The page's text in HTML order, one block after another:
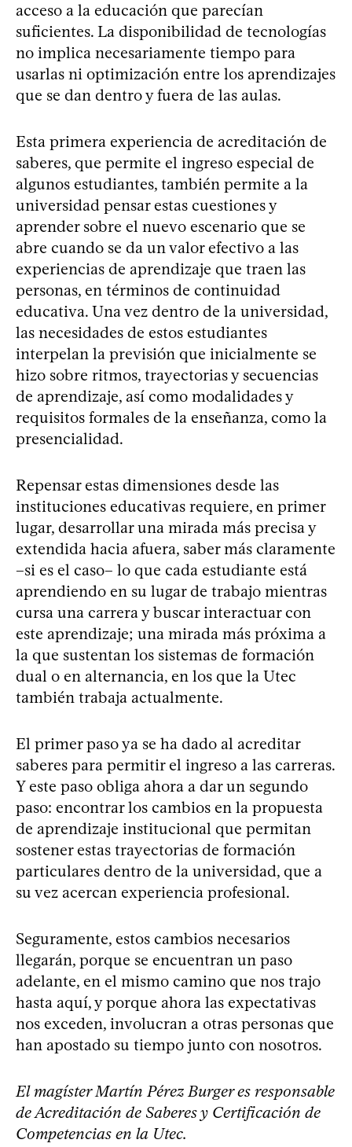
acceso a la educación que parecían
suficientes. La disponibilidad de tecnologías
no implica necesariamente tiempo para
usarlas ni optimización entre los aprendizajes
que se dan dentro y fuera de las aulas.
Esta primera experiencia de acreditación de
saberes, que permite el ingreso especial de
algunos estudiantes, también permite a la
universidad pensar estas cuestiones y
aprender sobre el nuevo escenario que se
abre cuando se da un valor efectivo a las
experiencias de aprendizaje que traen las
personas, en términos de continuidad
educativa. Una vez dentro de la universidad,
las necesidades de estos estudiantes
interpelan la previsión que inicialmente se
hizo sobre ritmos, trayectorias y secuencias
de aprendizaje, así como modalidades y
requisitos formales de la enseñanza, como la
presencialidad.
Repensar estas dimensiones desde las
instituciones educativas requiere, en primer
lugar, desarrollar una mirada más precisa y
extendida hacia afuera, saber más claramente
–si es el caso– lo que cada estudiante está
aprendiendo en su lugar de trabajo mientras
cursa una carrera y buscar interactuar con
este aprendizaje; una mirada más próxima a
la que sustentan los sistemas de formación
dual o en alternancia, en los que la Utec
también trabaja actualmente.
El primer paso ya se ha dado al acreditar
saberes para permitir el ingreso a las carreras.
Y este paso obliga ahora a dar un segundo
paso: encontrar los cambios en la propuesta
de aprendizaje institucional que permitan
sostener estas trayectorias de formación
particulares dentro de la universidad, que a
su vez acercan experiencia profesional.
Seguramente, estos cambios necesarios
llegarán, porque se encuentran un paso
adelante, en el mismo camino que nos trajo
hasta aquí, y porque ahora las expectativas
nos exceden, involucran a otras personas que
han apostado su tiempo junto con nosotros.
El magíster Martín Pérez Burger es responsable
de Acreditación de Saberes y Certificación de
Competencias en la Utec.